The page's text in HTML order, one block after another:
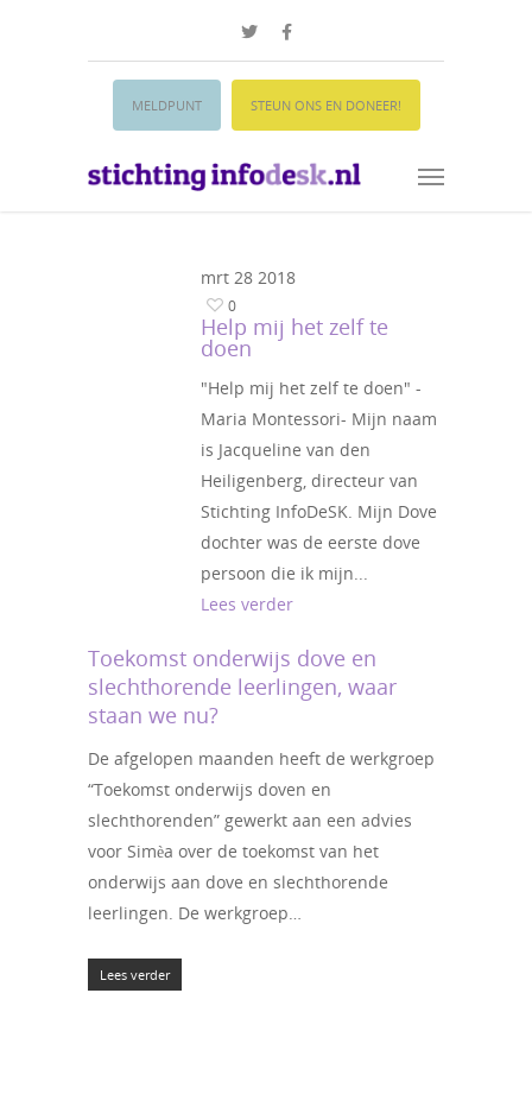
MELDPUNT STEUN ONS EN DONEER!
mrt 28 2018
0
Help mij het zelf te
doen
"Help mij het zelf te doen" -
Maria Montessori- Mijn naam
is Jacqueline van den
Heiligenberg, directeur van
Stichting InfoDeSK. Mijn Dove
dochter was de eerste dove
persoon die ik mijn...
Lees verder
Toekomst onderwijs dove en
slechthorende leerlingen, waar
staan we nu?
De afgelopen maanden heeft de werkgroep
“Toekomst onderwijs doven en
slechthorenden” gewerkt aan een advies
voor Simèa over de toekomst van het
onderwijs aan dove en slechthorende
leerlingen. De werkgroep…
Lees verder